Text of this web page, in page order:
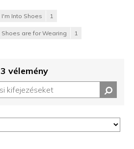
I'm Into Shoes 1
Shoes are for Wearing 1
3 vélemény